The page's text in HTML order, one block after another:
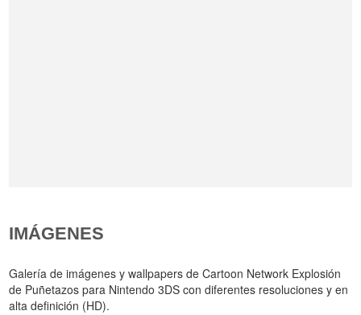
IMÁGENES
Galería de imágenes y wallpapers de Cartoon Network Explosión
de Puñetazos para Nintendo 3DS con diferentes resoluciones y en
alta definición (HD).